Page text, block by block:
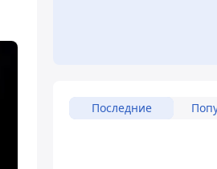
Последние